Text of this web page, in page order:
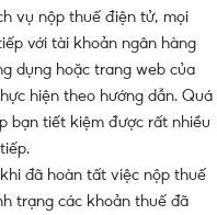
vụ nộp thuế điện tử, mọi
với tài khoản ngân hàng
dụng hoặc trang web của
hiện theo hướng dẫn. Quá
bạn tiết kiệm được rất nhiều
đã hoàn tất việc nộp thuế
trạng các khoản thuế đã